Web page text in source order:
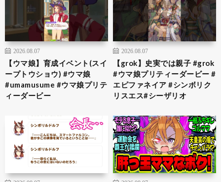
2026.08.07
【ウマ娘】育成イベント(スイ
ープトウショウ) #ウマ娘
#umamusume #ウマ娘プリテ
ィーダービー
2026.08.07
【grok】史実では親子 #grok
#ウマ娘プリティーダービー #
エピファネイア #シンボリク
リスエス#シーザリオ